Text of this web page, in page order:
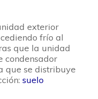
exterior
frío al
que la unidad
condensador
que se distribuye
suelo